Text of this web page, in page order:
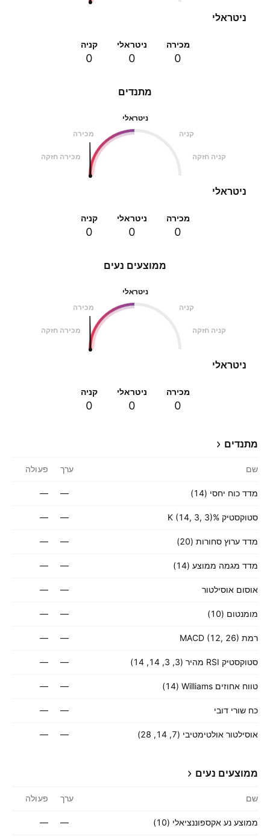
מתנדים
ניטראלי
מכירה
קניה
מכירה חזקה קניה חזקה
ניטראלי
מכירה
0
ניטראלי
0
קניה
0
ניטראלי
מכירה
0
ניטראלי
0
קניה
0
ממוצעים נעים
ניטראלי
מכירה
קניה
מכירה חזקה קניה חזקה
ניטראלי
מכירה
0
ניטראלי
0
קניה
0
מתנדים
שם ערך פעולה
מדד כוח יחסי (14) —
—
סטוקסטיק %K (14, 3, 3) —
—
מדד ערוץ סחורות (20) —
—
מדד מגמה ממוצע (14) —
—
אוסום אוסילטור —
—
מומנטום (10) —
—
רמת MACD (12, 26) —
—
סטוקסטיק RSI מהיר (3, 3, 14, 14) —
—
טווח אחוזים Williams ‏(14) —
—
כח שורי דובי —
—
אוסילטור אולטימטיבי (7, 14, 28) —
—
ממוצעים נעים
שם ערך פעולה
ממוצע נע אקספוננציאלי (10) —
—